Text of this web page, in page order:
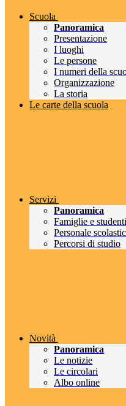
Scuola
Panoramica
Presentazione
I luoghi
Le persone
I numeri della
Organizzazione
La storia
Le carte della scuola
Servizi
Panoramica
Famiglie e studenti
Personale
Percorsi di studio
Novità
Panoramica
Le notizie
Le circolari
Albo online